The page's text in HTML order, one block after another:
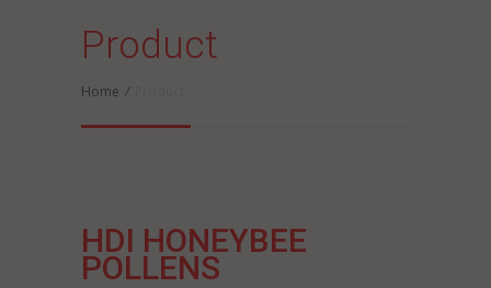
Product
Home /
HDI HONEYBEE
POLLENS